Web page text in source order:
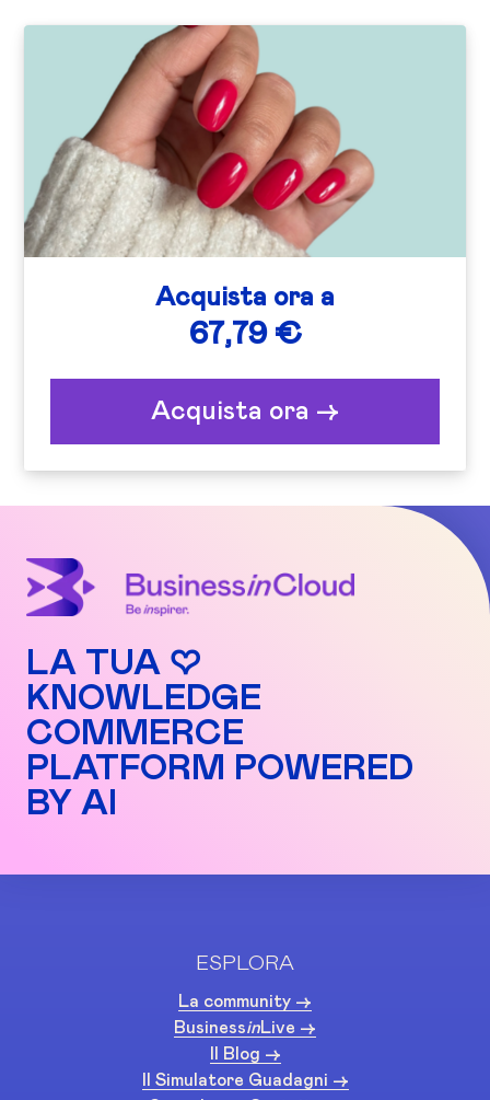
Acquista ora a
67,79 €
Acquista ora ->
LA TUA ♡
KNOWLEDGE
COMMERCE
PLATFORM POWERED
BY AI
ESPLORA
La community ->
BusinessinLive ->
Il Blog ->
Il Simulatore Guadagni ->